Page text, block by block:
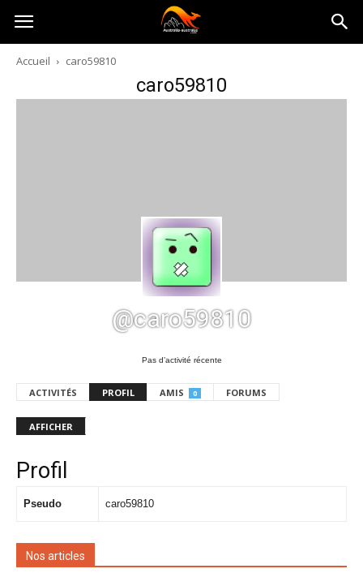
Australia-
australie.com
Accueil caro59810
caro59810
@caro59810
Pas d’activité récente
ACTIVITÉS PROFIL AMIS 0 FORUMS
AFFICHER
Profil
Pseudo caro59810
Nos articles